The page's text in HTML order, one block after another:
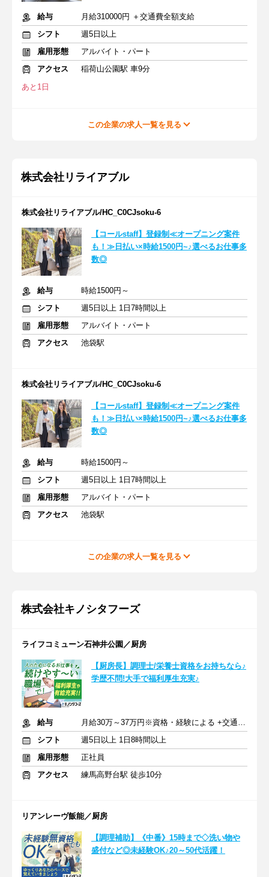
給与
月給310000円 ＋交通費全額支給
シフト
週5日以上
雇用形態
アルバイト・パート
アクセス
稲荷山公園駅 車9分
あと1日
この企業の求人一覧を見る
株式会社リライアブル
株式会社リライアブル/HC_C0CJsoku-6
【コールstaff】登録制≪オープニング案件
も！≫日払い×時給1500円~♪選べるお仕事多
数◎
給与
時給1500円～
シフト
週5日以上 1日7時間以上
雇用形態
アルバイト・パート
アクセス
池袋駅
株式会社リライアブル/HC_C0CJsoku-6
【コールstaff】登録制≪オープニング案件
も！≫日払い×時給1500円~♪選べるお仕事多
数◎
給与
時給1500円～
シフト
週5日以上 1日7時間以上
雇用形態
アルバイト・パート
アクセス
池袋駅
この企業の求人一覧を見る
株式会社キノシタフーズ
ライフコミューン石神井公園／厨房
【厨房長】調理士/栄養士資格をお持ちなら♪
学歴不問!大手で福利厚生充実♪
給与
月給30万～37万円※資格・経験による +交通費支給
シフト
週5日以上 1日8時間以上
雇用形態
正社員
アクセス
練馬高野台駅 徒歩10分
リアンレーヴ飯能／厨房
【調理補助】《中番》15時まで◇洗い物や
盛付など◎未経験OK♪20～50代活躍！